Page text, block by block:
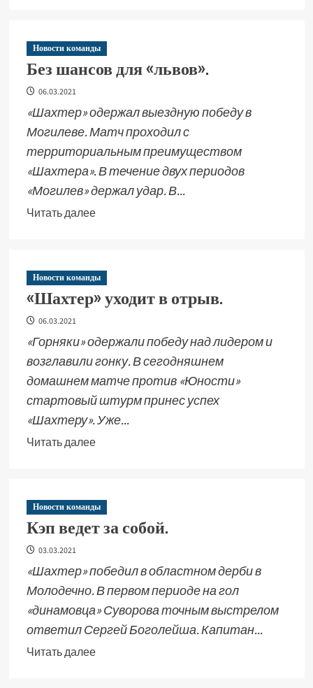
Новости команды
Без шансов для «львов».
06.03.2021
«Шахтер» одержал выездную победу в
Могилеве. Матч проходил с
территориальным преимуществом
«Шахтера». В течение двух периодов
«Могилев» держал удар. В...
Читать далее
Новости команды
«Шахтер» уходит в отрыв.
06.03.2021
«Горняки» одержали победу над лидером и
возглавили гонку. В сегодняшнем
домашнем матче против «Юности»
стартовый штурм принес успех
«Шахтеру». Уже...
Читать далее
Новости команды
Кэп ведет за собой.
03.03.2021
«Шахтер» победил в областном дерби в
Молодечно. В первом периоде на гол
«динамовца» Суворова точным выстрелом
ответил Сергей Боголейша. Капитан...
Читать далее